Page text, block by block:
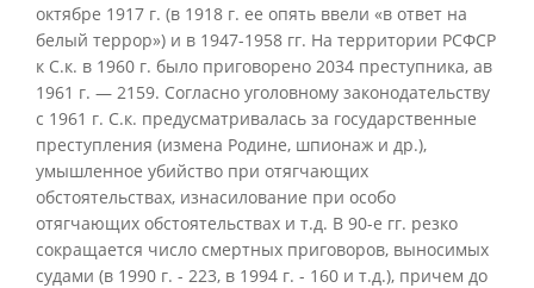
октябре 1917 г. (в 1918 г. ее опять ввели «в ответ на
белый террор») и в 1947-1958 гг. На территории РСФСР
к С.к. в 1960 г. было приговорено 2034 преступника, ав
1961 г. — 2159. Согласно уголовному законодательству
с 1961 г. С.к. предусматривалась за государственные
преступления (измена Родине, шпионаж и др.),
умышленное убийство при отягчающих
обстоятельствах, изнасилование при особо
отягчающих обстоятельствах и т.д. В 90-е гг. резко
сокращается число смертных приговоров, выносимых
судами (в 1990 г. - 223, в 1994 г. - 160 и т.д.), причем до